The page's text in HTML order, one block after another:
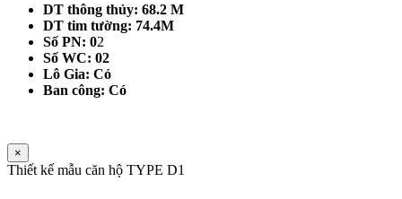
DT thông thủy: 68.2 M
DT tim tường: 74.4M
Số PN: 02
Số WC: 02
Lô Gia: Có
Ban công: Có
×
Thiết kế mẫu căn hộ TYPE D1